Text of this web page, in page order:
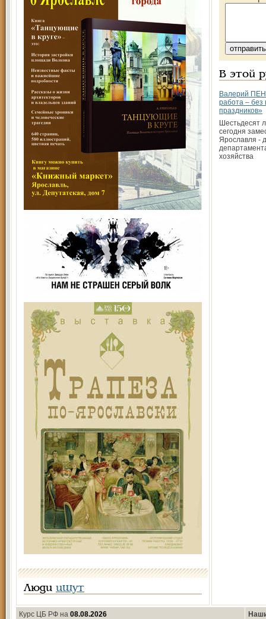
Люди ищут
В этой
Валерий
работа – без
праздников»
Шестьдесят
сегодня
Ярославля -
хозяйства
Курс ЦБ РФ на 08.08.2026